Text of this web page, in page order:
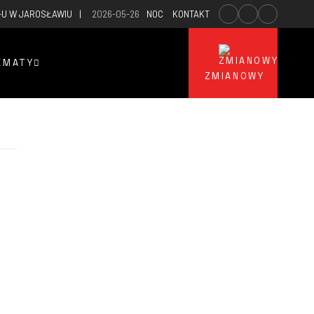
W JAROSŁAWIU 2026-05-26 NOCNY POŻAR MIESZKANIA W RUDNIKACH
KONTAKT
ZMIANOWY